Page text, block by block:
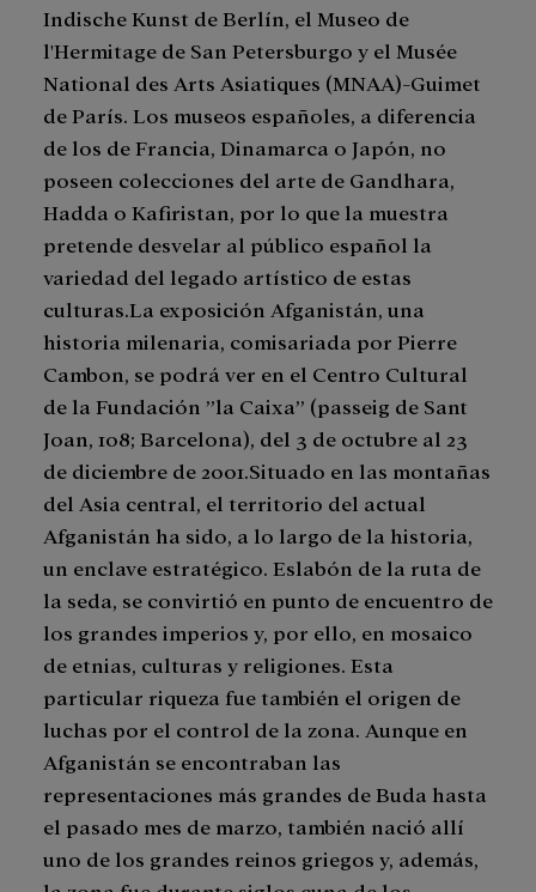
Indische Kunst de Berlín, el Museo de
l'Hermitage de San Petersburgo y el Musée
National des Arts Asiatiques (MNAA)-Guimet
de París. Los museos españoles, a diferencia
de los de Francia, Dinamarca o Japón, no
poseen colecciones del arte de Gandhara,
Hadda o Kafiristan, por lo que la muestra
pretende desvelar al público español la
variedad del legado artístico de estas
culturas.La exposición Afganistán, una
historia milenaria, comisariada por Pierre
Cambon, se podrá ver en el Centro Cultural
de la Fundación ”la Caixa” (passeig de Sant
Joan, 108; Barcelona), del 3 de octubre al 23
de diciembre de 2001.Situado en las montañas
del Asia central, el territorio del actual
Afganistán ha sido, a lo largo de la historia,
un enclave estratégico. Eslabón de la ruta de
la seda, se convirtió en punto de encuentro de
los grandes imperios y, por ello, en mosaico
de etnias, culturas y religiones. Esta
particular riqueza fue también el origen de
luchas por el control de la zona. Aunque en
Afganistán se encontraban las
representaciones más grandes de Buda hasta
el pasado mes de marzo, también nació allí
uno de los grandes reinos griegos y, además,